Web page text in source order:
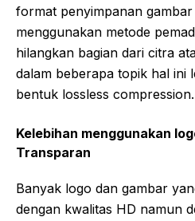
format penyimpanan
menggunakan metode
hilangkan bagian dari citra
dalam beberapa topik hal ini
bentuk lossless compression.
Kelebihan menggunakan
Transparan
Banyak logo dan gambar
dengan kwalitas HD namun